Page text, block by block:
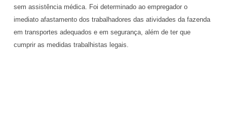
sem assistência médica. Foi determinado ao empregador o
imediato afastamento dos trabalhadores das atividades da fazenda
em transportes adequados e em segurança, além de ter que
cumprir as medidas trabalhistas legais.